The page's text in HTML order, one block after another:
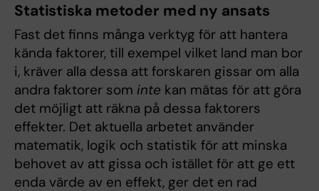
Statistiska metoder med ny ansats
Fast det finns många verktyg för att hantera
kända faktorer, till exempel vilket land man bor
i, kräver alla dessa att forskaren gissar om alla
andra faktorer som inte kan mätas för att göra
det möjligt att räkna på dessa faktorers
effekter. Det aktuella arbetet använder
matematik, logik och statistik för att minska
behovet av att gissa och istället för att ge ett
enda värde av en effekt, ger det en rad